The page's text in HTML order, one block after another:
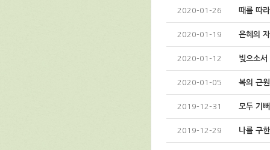
2020-01-26 때를 따
2020-01-19 은혜의
2020-01-12 빚으소서
2020-01-05 복의 근
2019-12-31 모두 기
2019-12-29 나를 구